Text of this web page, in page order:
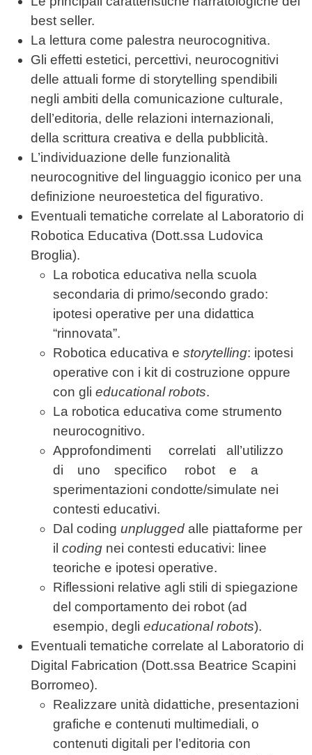
best seller.
La lettura come palestra neurocognitiva.
Gli effetti estetici, percettivi, neurocognitivi
delle attuali forme di storytelling spendibili
negli ambiti della comunicazione culturale,
dell’editoria, delle relazioni internazionali,
della scrittura creativa e della pubblicità.
L’individuazione delle funzionalità
neurocognitive del linguaggio iconico per una
definizione neuroestetica del figurativo.
Eventuali tematiche correlate al Laboratorio di
Robotica Educativa (Dott.ssa Ludovica
Broglia).
La robotica educativa nella scuola
secondaria di primo/secondo grado:
ipotesi operative per una didattica
“rinnovata”.
Robotica educativa e storytelling: ipotesi
operative con i kit di costruzione oppure
con gli educational robots.
La robotica educativa come strumento
neurocognitivo.
Approfondimenti correlati all’utilizzo
di uno specifico robot e a
sperimentazioni condotte/simulate nei
contesti educativi.
Dal coding unplugged alle piattaforme per
il coding nei contesti educativi: linee
teoriche e ipotesi operative.
Riflessioni relative agli stili di spiegazione
del comportamento dei robot (ad
esempio, degli educational robots).
Eventuali tematiche correlate al Laboratorio di
Digital Fabrication (Dott.ssa Beatrice Scapini
Borromeo).
Realizzare unità didattiche, presentazioni
grafiche e contenuti multimediali, o
contenuti digitali per l’editoria con